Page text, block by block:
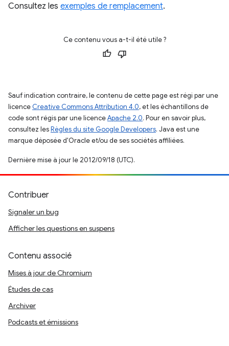
Consultez les exemples de remplacement.
Ce contenu vous a-t-il été utile ?
Sauf indication contraire, le contenu de cette page est régi par une
licence Creative Commons Attribution 4.0, et les échantillons de
code sont régis par une licenceApache 2.0. Pour en savoir plus,
consultez lesRègles du site Google Developers. Java est une
marque déposée d'Oracle et/ou de ses sociétés affiliées.
Dernière mise à jour le 2012/09/18 (UTC).
Contribuer
Signaler un bug
Afficher les questions en suspens
Contenu associé
Mises à jour de Chromium
Études de cas
Archiver
Podcasts et émissions